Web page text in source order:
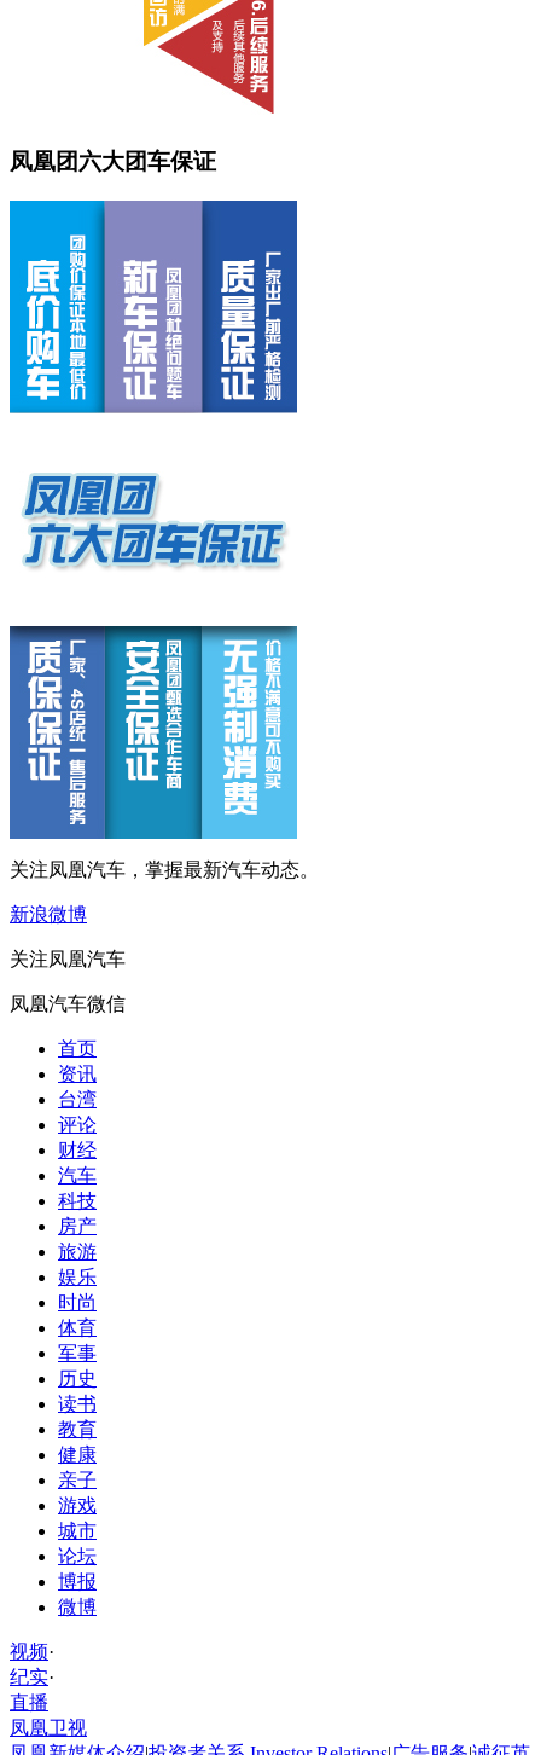
凤凰团六大团车保证
关注凤凰汽车，掌握最新汽车动态。
新浪微博
关注凤凰汽车
凤凰汽车微信
首页
资讯
台湾
评论
财经
汽车
科技
房产
旅游
娱乐
时尚
体育
军事
历史
读书
教育
健康
亲子
游戏
城市
论坛
博报
微博
视频·
纪实·
直播
凤凰卫视